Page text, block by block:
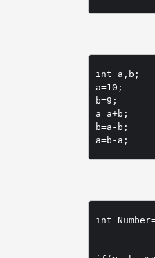
int a,b;
a=10;
b=9;
a=a+b;
b=a-b;
a=b-a;
int